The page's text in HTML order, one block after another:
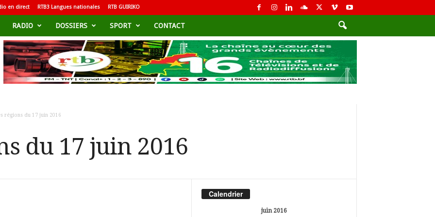
en direct RTB3 Langues nationales RTB GUIRIKO
RADIO DOSSIERS SPORT CONTACT
régions du 17 juin 2016
du 17 juin 2016
Calendrier
juin 2016